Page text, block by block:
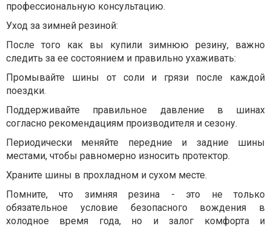
профессиональную консультацию.
Уход за зимней резиной:
После того как вы купили зимнюю резину, важно
следить за ее состоянием и правильно ухаживать:
Промывайте шины от соли и грязи после каждой
поездки.
Поддерживайте правильное давление в шинах
согласно рекомендациям производителя и сезону.
Периодически меняйте передние и задние шины
местами, чтобы равномерно износить протектор.
Храните шины в прохладном и сухом месте.
Помните, что зимняя резина - это не только
обязательное условие безопасного вождения в
холодное время года, но и залог комфорта и